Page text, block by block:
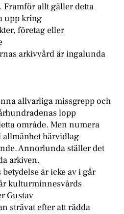
Framför allt gäller detta
upp kring
företag eller
arkivvård är ingalunda
allvarliga missgrepp och
lopp
område. Men numera
härvidlag
Annorlunda ställer det
arkiven.
är icke av i går
kulturminnesvårds
Gustav
strävat efter att rädda